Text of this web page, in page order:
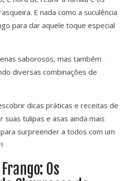
E nada como a suculência
para dar aquele toque especial
saborosos, mas também
diversas combinações de
dicas práticas e receitas de
suas tulipas e asas ainda mais
surpreender a todos com um
Os